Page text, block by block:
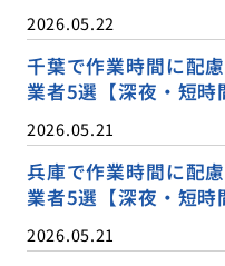
2026.05.22
千葉で作業時間に配
業者5選【深夜・短時
2026.05.21
兵庫で作業時間に配
業者5選【深夜・短時
2026.05.21